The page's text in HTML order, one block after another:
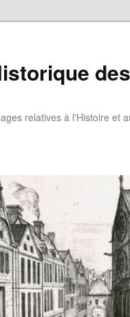
relatives à l'Histoire et